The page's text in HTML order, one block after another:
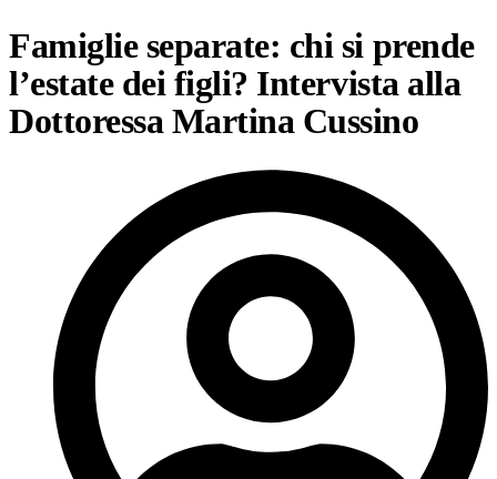
Famiglie separate: chi si prende
l’estate dei figli? Intervista alla
Dottoressa Martina Cussino